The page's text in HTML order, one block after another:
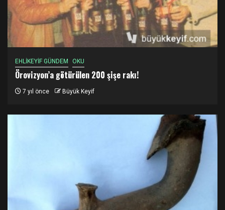
EHLİKEYİF GÜNDEM OKU
Örovizyon’a götürülen 200 şişe rakı!
7 yıl önce Büyük Keyif